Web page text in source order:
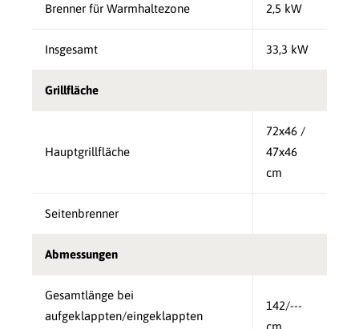
Brenner für Warmhaltezone 2,5 kW
Insgesamt 33,3 kW
Grillfläche
Hauptgrillfläche
72x46 /
47x46
cm
Seitenbrenner
Abmessungen
Gesamtlänge bei
aufgeklappten/eingeklappten
142/---
cm